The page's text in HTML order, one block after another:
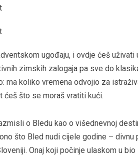
ugođaju, i ovdje ćeš
zimskih zalogaja pa sve do
ma koliko vremena odvojio za
ćeš što se moraš vratiti kući.
o Bledu kao o višednevnoj
što Bled nudi cijele godine –
Onaj koji počinje ulaskom u